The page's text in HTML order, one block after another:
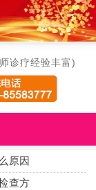
诊疗经验丰富)
原因
查方